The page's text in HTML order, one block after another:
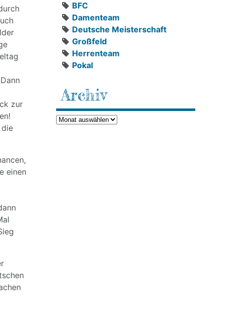
zur
einen
BFC
Damenteam
Deutsche Meisterschaft
Großfeld
Herrenteam
Pokal
Archiv
Archiv